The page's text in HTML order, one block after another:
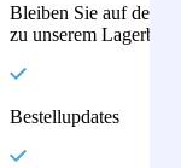
Bleiben Sie auf dem
zu unserem
Bestellupdates